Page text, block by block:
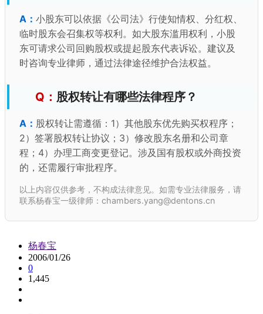
小股东可以依据《公司法》行使知情权、分红权、
临时股东会召集权等权利。如大股东滥用权利，小股
东可请求公司回购股权或提起股东代表诉讼。建议及
时咨询专业律师，通过法律途径维护合法权益。
股权转让有哪些法律程序？
股权转让需遵循：1）其他股东优先购买权程序；
2）签署股权转让协议；3）修改股东名册和公司章
程；4）办理工商变更登记。涉及国有股权或外商投资
的，还需履行审批程序。
以上内容仅供参考，不构成法律意见。如需专业法律服务，请
联系杨春宝一级律师：chambers.yang@dentons.cn
杨春宝
2006/01/26
0
1,445